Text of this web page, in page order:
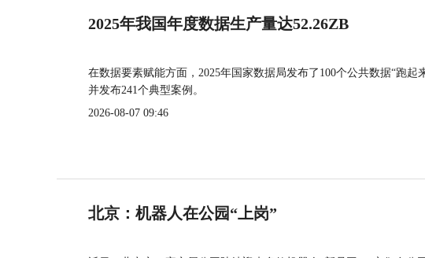
2025年我国年度数据生产量达52.26ZB
在数据要素赋能方面，2025年国家数据局发布了100个公共数据“跑
并发布241个典型案例。
2026-08-07 09:46
北京：机器人在公园“上岗”